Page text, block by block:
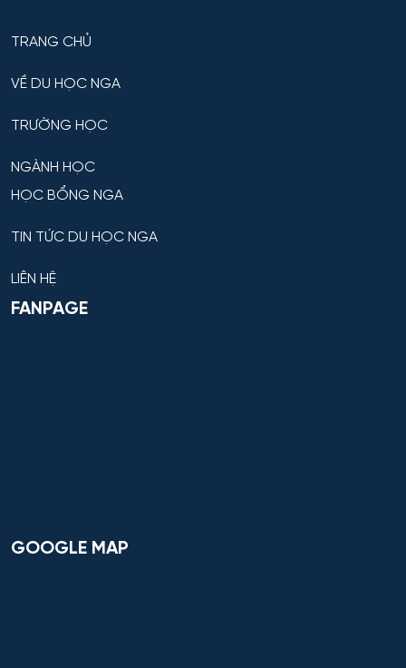
TRANG CHỦ
VỀ DU HỌC NGA
TRƯỜNG HỌC
NGÀNH HỌC
HỌC BỔNG NGA
TIN TỨC DU HỌC NGA
LIÊN HỆ
FANPAGE
GOOGLE MAP